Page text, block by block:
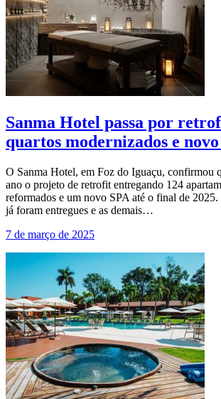
Sanma Hotel passa por
quartos modernizados e novo
O Sanma Hotel, em Foz do Iguaçu, confirmou
ano o projeto de retrofit entregando 124
reformados e um novo SPA até o final de
já foram entregues e as demais…
7 de março de 2025